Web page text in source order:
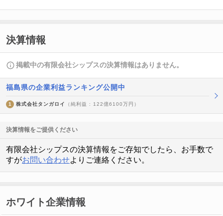
決算情報
掲載中の有限会社シップスの決算情報はありません。
福島県の企業利益ランキング公開中
1 株式会社タンガロイ （純利益 : 122億6100万円）
決算情報をご提供ください
有限会社シップスの決算情報をご存知でしたら、お手数で
すがお問い合わせよりご連絡ください。
ホワイト企業情報